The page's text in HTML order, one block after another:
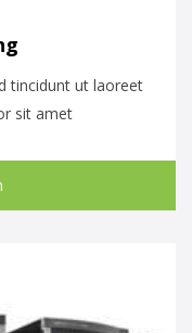
tincidunt ut laoreet
sit amet